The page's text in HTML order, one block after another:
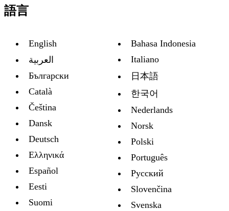
語言
English
العربية
Български
Català
Čeština
Dansk
Deutsch
Ελληνικά
Español
Eesti
Suomi
Bahasa Indonesia
Italiano
日本語
한국어
Nederlands
Norsk
Polski
Português
Русский
Slovenčina
Svenska